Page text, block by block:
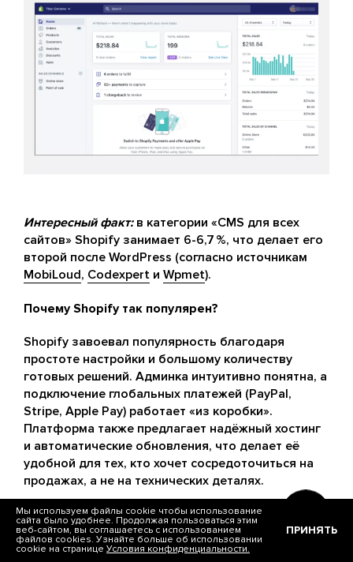
Мы используем файлы cookie чтобы использование
сайта было удобнее. Продолжая пользоваться этим
веб-сайтом, вы соглашаетесь с использованием
файлов cookies. Узнайте больше об использовании
cookie на странице Условия конфиденциальности.
ПРИНЯТЬ
Интересный факт:в категории «CMS для всех
сайтов» Shopify занимает 6-6,7 %, что делает его
второй после WordPress (согласно источникам
MobiLoud, Codexpert и Wpmet).
Почему Shopify так популярен?
Shopify завоевал популярность благодаря
простоте настройки и большому количеству
готовых решений. Админка интуитивно понятна, а
подключение глобальных платежей (PayPal,
Stripe, Apple Pay) работает «из коробки».
Платформа также предлагает надёжный хостинг
и автоматические обновления, что делает её
удобной для тех, кто хочет сосредоточиться на
продажах, а не на технических деталях.
Поданным BuiltWith, на Shopify приходится около
25% всех сайтов, использующих e‑commerce
технологии. А статистикаStatistaуказывает, что